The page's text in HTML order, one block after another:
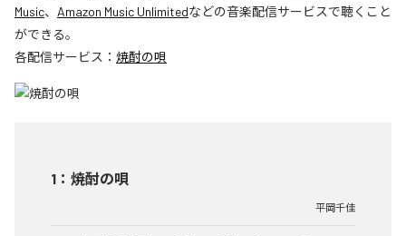
Music、 Amazon Music Unlimitedなどの音楽配信サービスで聴くこと
ができる。
各配信サービス： 焼酎の唄
1 ： 焼酎の唄
平岡千佳